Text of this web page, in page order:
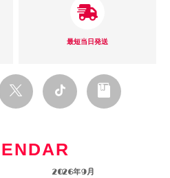
最短当日発送
2026年9月